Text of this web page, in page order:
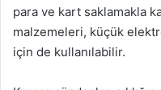
para ve kart saklamakla
malzemeleri, küçük
için de kullanılabilir.